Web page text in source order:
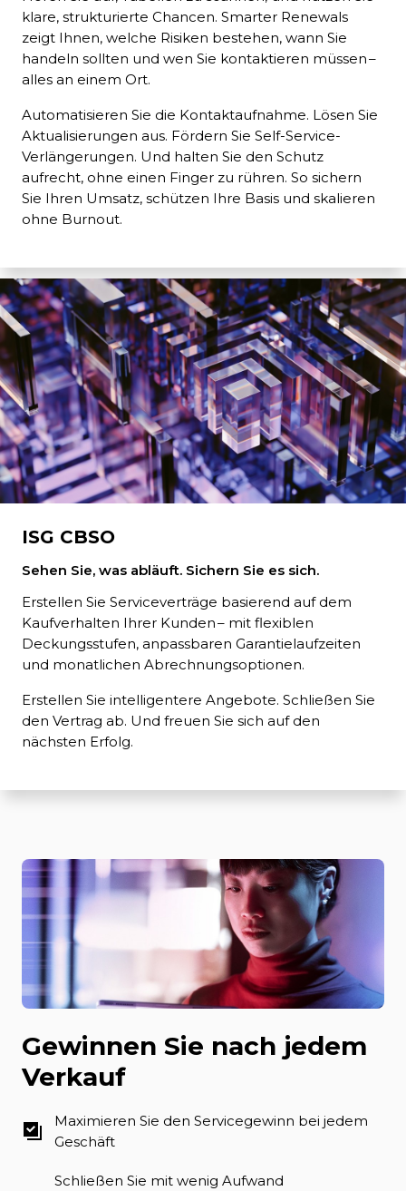
klare, strukturierte Chancen. Smarter Renewals
zeigt Ihnen, welche Risiken bestehen, wann Sie
handeln sollten und wen Sie kontaktieren müssen –
alles an einem Ort.
Automatisieren Sie die Kontaktaufnahme. Lösen Sie
Aktualisierungen aus. Fördern Sie Self-Service-
Verlängerungen. Und halten Sie den Schutz
aufrecht, ohne einen Finger zu rühren. So sichern
Sie Ihren Umsatz, schützen Ihre Basis und skalieren
ohne Burnout.
ISG CBSO
Sehen Sie, was abläuft. Sichern Sie es sich.
Erstellen Sie Serviceverträge basierend auf dem
Kaufverhalten Ihrer Kunden – mit flexiblen
Deckungsstufen, anpassbaren Garantielaufzeiten
und monatlichen Abrechnungsoptionen.
Erstellen Sie intelligentere Angebote. Schließen Sie
den Vertrag ab. Und freuen Sie sich auf den
nächsten Erfolg.
Gewinnen Sie nach jedem
Verkauf
Maximieren Sie den Servicegewinn bei jedem
Geschäft
Schließen Sie mit wenig Aufwand